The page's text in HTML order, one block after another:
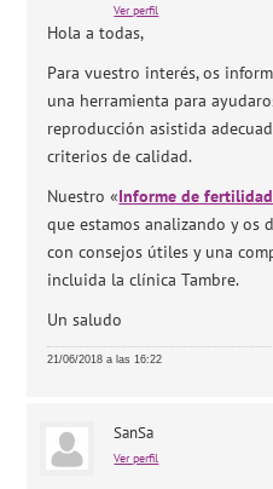
Ver perfil
Hola a todas,
Para vuestro interés, os
una herramienta para
reproducción asistida
criterios de calidad.
Nuestro «Informe de fertilidad
que estamos analizando y os
con consejos útiles y una
incluida la clínica Tambre.
Un saludo
21/06/2018 a las 16:22
SanSa
Ver perfil